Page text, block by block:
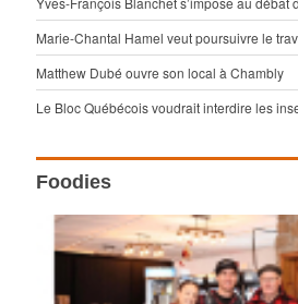
Marie-Chantal Hamel veut poursuivre le
Matthew Dubé ouvre son local à Chambly
Le Bloc Québécois voudrait interdire les
Foodies